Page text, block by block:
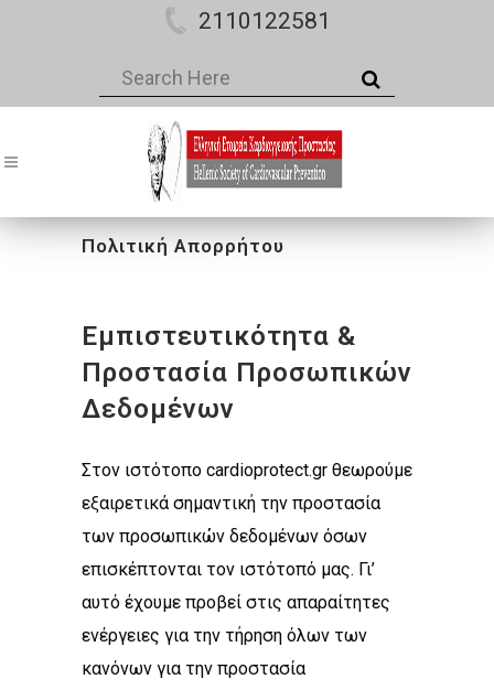
2110122581
Πολιτική Απορρήτου
Εμπιστευτικότητα &
Προστασία Προσωπικών
Δεδομένων
Στον ιστότοπο cardioprotect.gr θεωρούμε
εξαιρετικά σημαντική την προστασία
των προσωπικών δεδομένων όσων
επισκέπτονται τον ιστότοπό μας. Γι’
αυτό έχουμε προβεί στις απαραίτητες
ενέργειες για την τήρηση όλων των
κανόνων για την προστασία